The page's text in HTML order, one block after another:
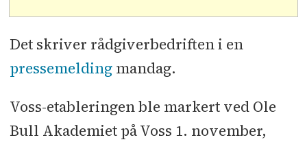
Det skriver rådgiverbedriften i en
pressemeldingmandag.
Voss-etableringen ble markert ved Ole
Bull Akademiet på Voss 1. november,